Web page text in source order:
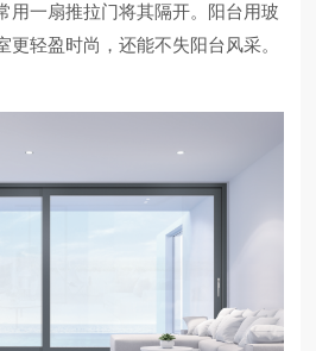
用一扇推拉门将其隔开。阳台用玻
更轻盈时尚，还能不失阳台风采。